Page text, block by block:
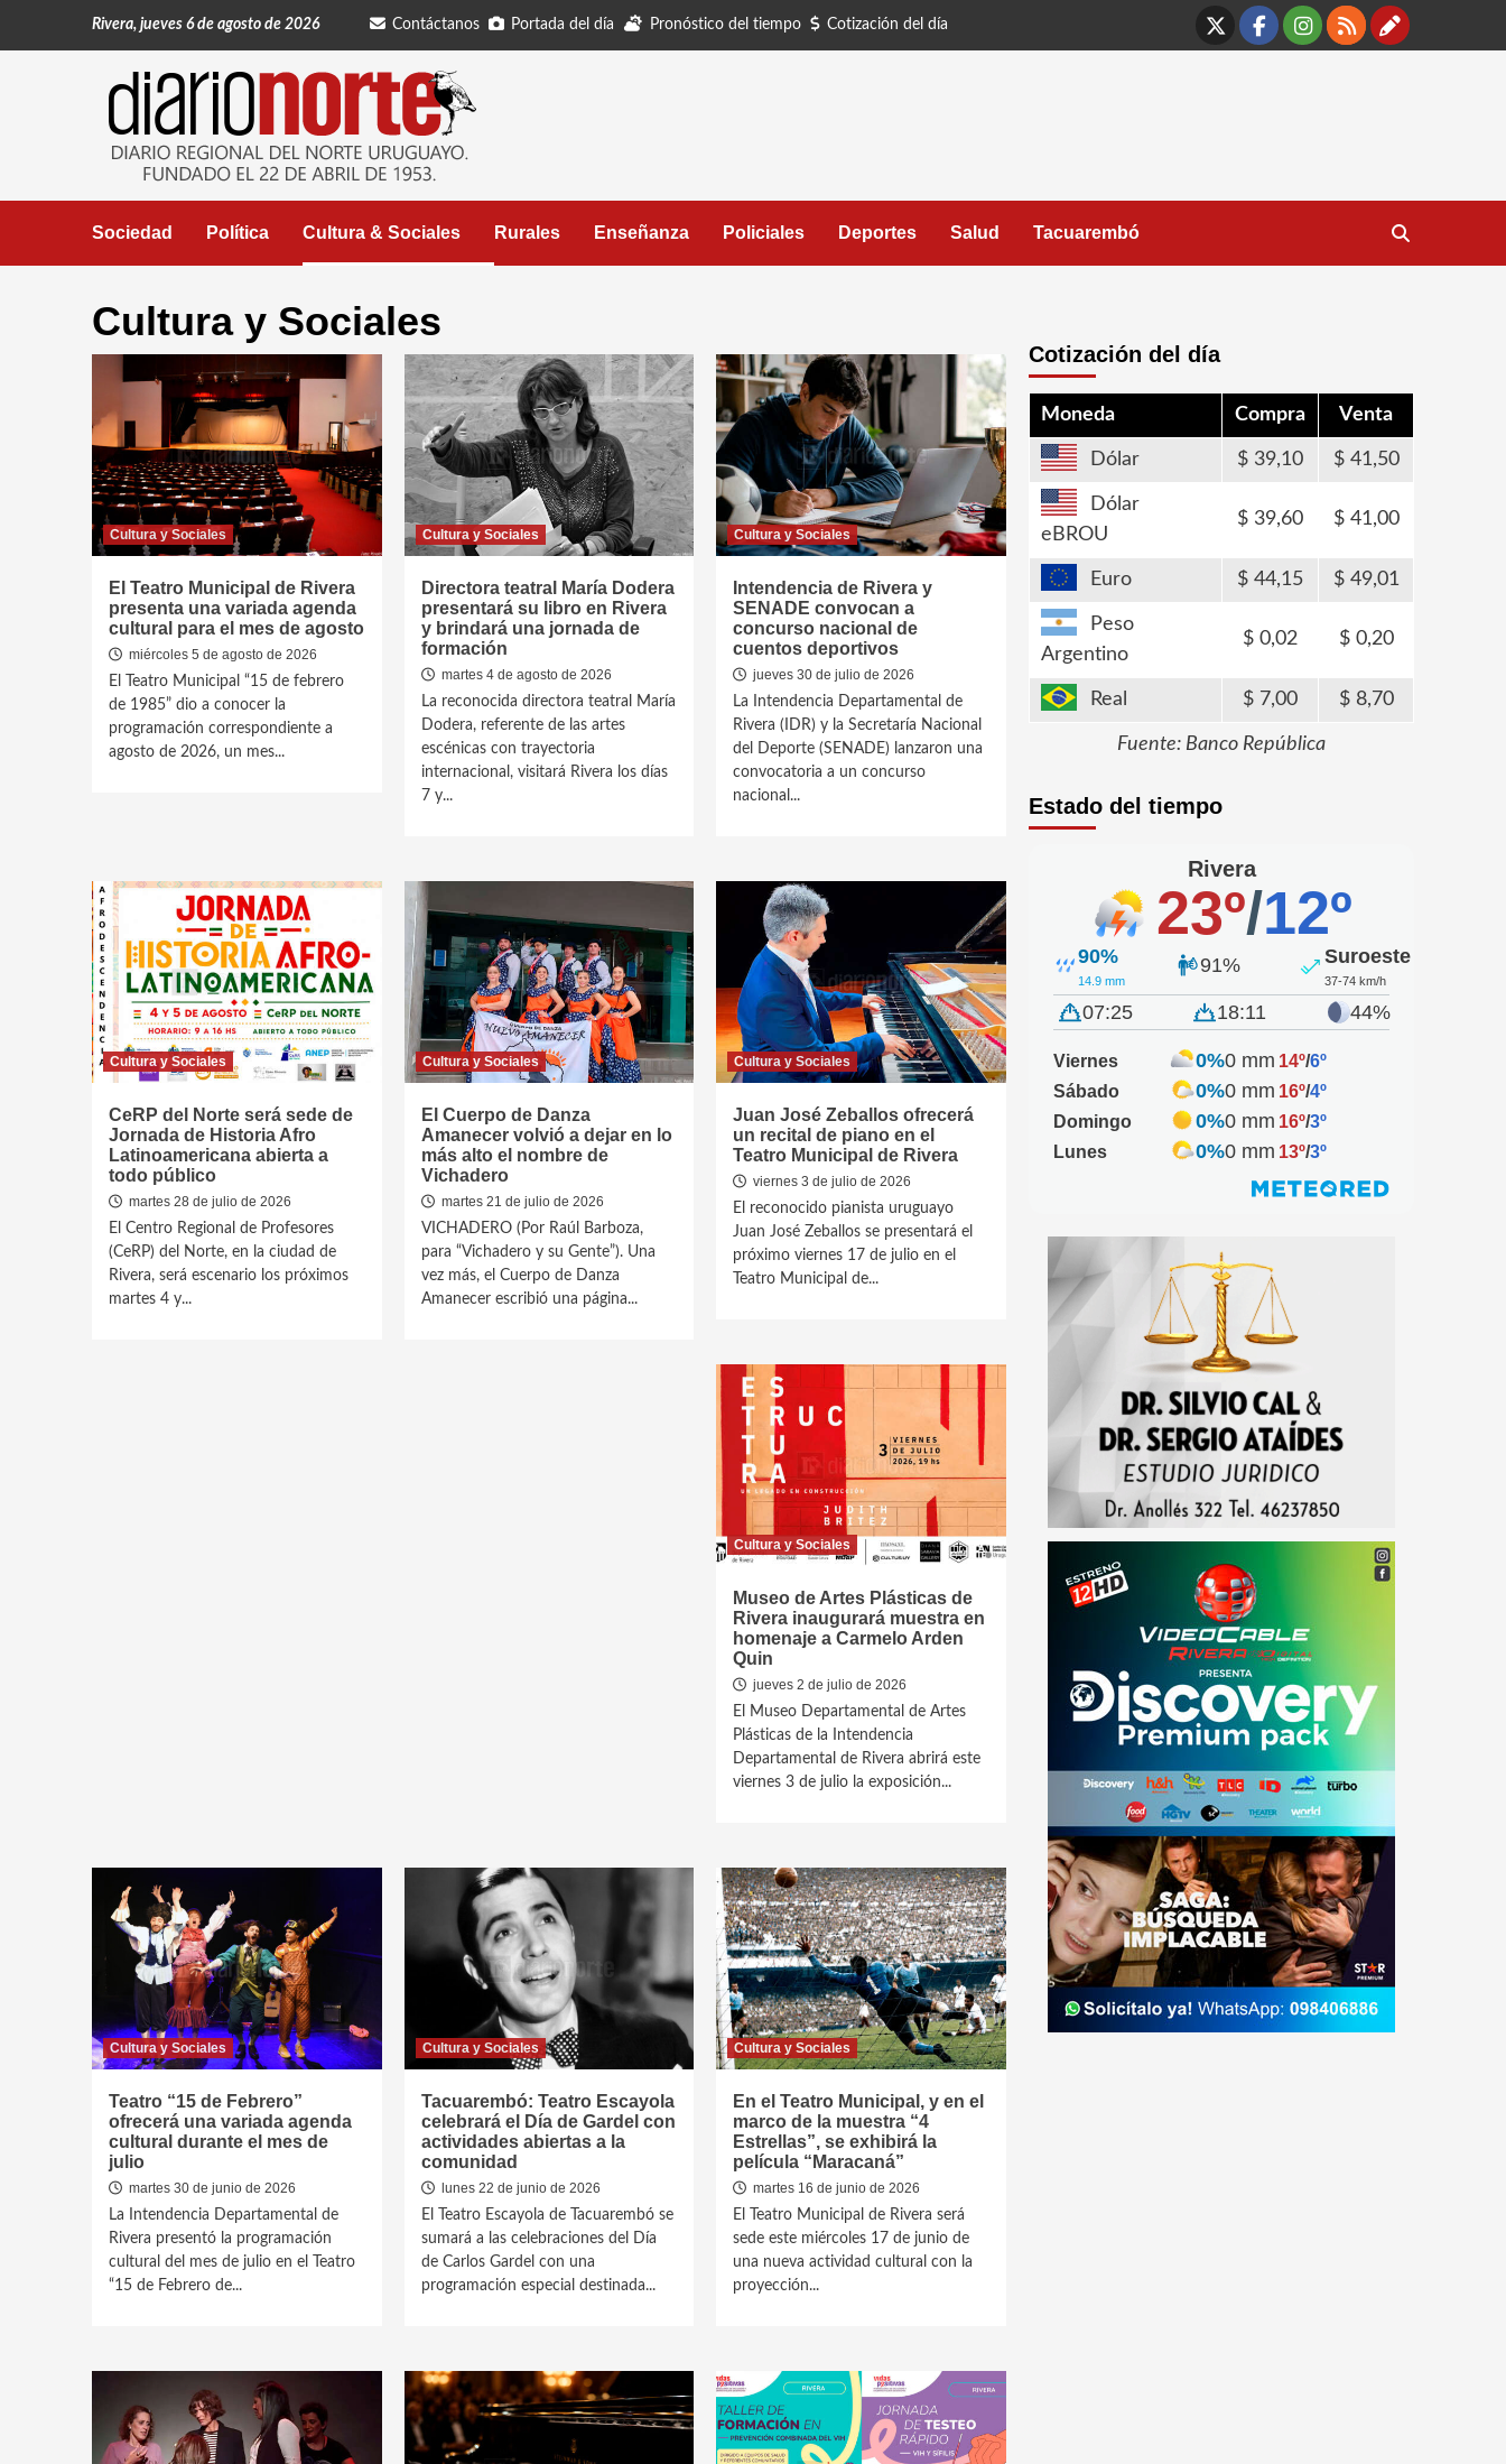
Rivera, jueves 6 de agosto de 2026 Contáctanos Portada del día Pronóstico del tiempo Cotización del día
X Facebook
Instagram
RSS
Sociedad Política Cultura & Sociales Rurales Enseñanza Policiales Deportes Salud Tacuarembó
Cultura y Sociales
Cultura y Sociales
El Teatro Municipal de Rivera
presenta una variada agenda
cultural para el mes de agosto
miércoles 5 de agosto de 2026
El Teatro Municipal “15 de febrero
de 1985” dio a conocer la
programación correspondiente a
agosto de 2026, un mes...
Cultura y Sociales
Directora teatral María Dodera
presentará su libro en Rivera
y brindará una jornada de
formación
martes 4 de agosto de 2026
La reconocida directora teatral María
Dodera, referente de las artes
escénicas con trayectoria
internacional, visitará Rivera los días
7 y...
Cultura y Sociales
Intendencia de Rivera y
SENADE convocan a
concurso nacional de
cuentos deportivos
jueves 30 de julio de 2026
La Intendencia Departamental de
Rivera (IDR) y la Secretaría Nacional
del Deporte (SENADE) lanzaron una
convocatoria a un concurso
nacional...
Cultura y Sociales
CeRP del Norte será sede de
Jornada de Historia Afro
Latinoamericana abierta a
todo público
martes 28 de julio de 2026
El Centro Regional de Profesores
(CeRP) del Norte, en la ciudad de
Rivera, será escenario los próximos
martes 4 y...
Cultura y Sociales
El Cuerpo de Danza
Amanecer volvió a dejar en lo
más alto el nombre de
Vichadero
martes 21 de julio de 2026
VICHADERO (Por Raúl Barboza,
para “Vichadero y su Gente”). Una
vez más, el Cuerpo de Danza
Amanecer escribió una página...
Cultura y Sociales
Juan José Zeballos ofrecerá
un recital de piano en el
Teatro Municipal de Rivera
viernes 3 de julio de 2026
El reconocido pianista uruguayo
Juan José Zeballos se presentará el
próximo viernes 17 de julio en el
Teatro Municipal de...
Cultura y Sociales
Museo de Artes Plásticas de
Rivera inaugurará muestra en
homenaje a Carmelo Arden
Quin
jueves 2 de julio de 2026
El Museo Departamental de Artes
Plásticas de la Intendencia
Departamental de Rivera abrirá este
viernes 3 de julio la exposición...
Cultura y Sociales
Teatro “15 de Febrero”
ofrecerá una variada agenda
cultural durante el mes de
julio
martes 30 de junio de 2026
La Intendencia Departamental de
Rivera presentó la programación
cultural del mes de julio en el Teatro
“15 de Febrero de...
Cultura y Sociales
Tacuarembó: Teatro Escayola
celebrará el Día de Gardel con
actividades abiertas a la
comunidad
lunes 22 de junio de 2026
El Teatro Escayola de Tacuarembó se
sumará a las celebraciones del Día
de Carlos Gardel con una
programación especial destinada...
Cultura y Sociales
En el Teatro Municipal, y en el
marco de la muestra “4
Estrellas”, se exhibirá la
película “Maracaná”
martes 16 de junio de 2026
El Teatro Municipal de Rivera será
sede este miércoles 17 de junio de
una nueva actividad cultural con la
proyección...
Cotización del día
Moneda Compra Venta
Dólar 39,10 41,50
Dólar
eBROU
39,60 41,00
Euro 44,15 49,01
Peso
Argentino
0,02 0,20
Real 7,00 8,70
Fuente: Banco República
Estado del tiempo
Rivera
23º/12º
90%
14.9 mm
91% Suroeste
37-74 km/h
07:25 18:11 44%
Viernes 0%0 mm 14º/6º
Sábado
0%0 mm 16º/4º
Domingo
0%0 mm 16º/3º
Lunes
0%0 mm 13º/3º